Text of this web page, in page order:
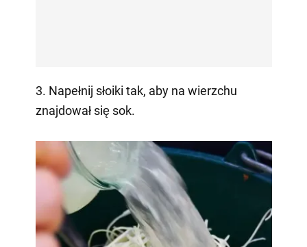
3. Napełnij słoiki tak, aby na wierzchu
znajdował się sok.